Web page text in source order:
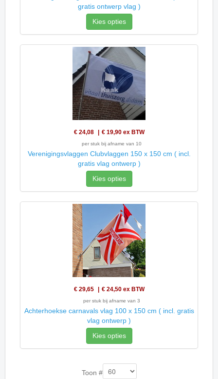
gratis ontwerp vlag )
Kies opties
€ 24,08 € 19,90 ex BTW
per stuk bij afname van 10
Verenigingsvlaggen Clubvlaggen 150 x 150 cm ( incl.
gratis vlag ontwerp )
Kies opties
€ 29,65 € 24,50 ex BTW
per stuk bij afname van 3
Achterhoekse carnavals vlag 100 x 150 cm ( incl. gratis
vlag ontwerp )
Kies opties
Toon #